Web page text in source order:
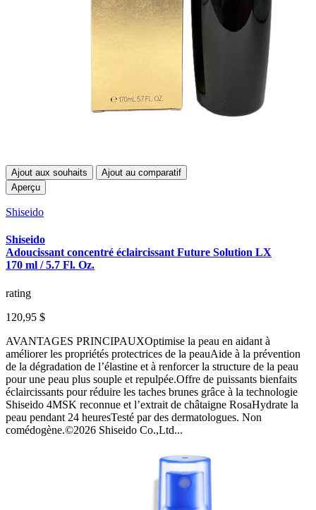
Ajout aux souhaits
Ajout au comparatif
Aperçu
Shiseido
Shiseido
Adoucissant concentré éclaircissant Future Solution LX
170 ml / 5.7 Fl. Oz.
rating
120,95 $
AVANTAGES PRINCIPAUXOptimise la peau en aidant à
améliorer les propriétés protectrices de la peauAide à la prévention
de la dégradation de l’élastine et à renforcer la structure de la peau
pour une peau plus souple et repulpée.Offre de puissants bienfaits
éclaircissants pour réduire les taches brunes grâce à la technologie
Shiseido 4MSK reconnue et l’extrait de châtaigne RosaHydrate la
peau pendant 24 heuresTesté par des dermatologues. Non
comédogène.©2026 Shiseido Co.,Ltd...